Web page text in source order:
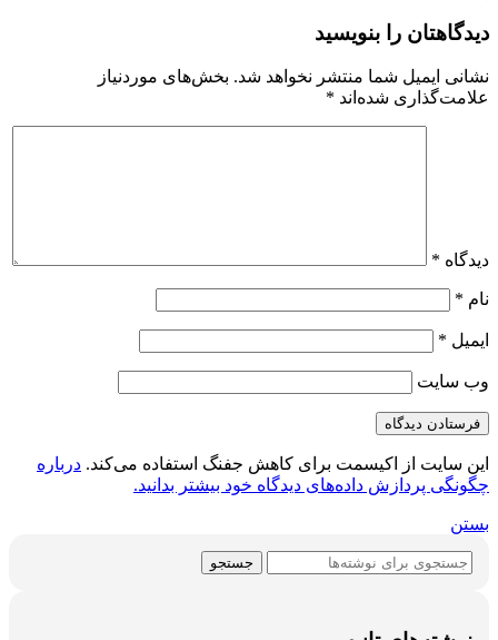
دیدگاهتان را بنویسید
نشانی ایمیل شما منتشر نخواهد شد. بخش‌های موردنیاز
علامت‌گذاری شده‌اند *
دیدگاه *
نام *
ایمیل *
وب‌ سایت
این سایت از اکیسمت برای کاهش جفنگ استفاده می‌کند. درباره
چگونگی پردازش داده‌های دیدگاه خود بیشتر بدانید.
بستن
جستجو